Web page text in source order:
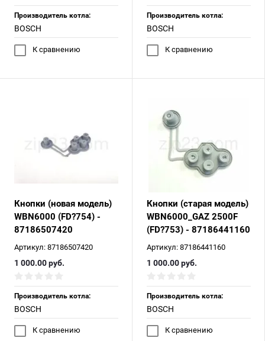
Производитель котла:
BOSCH
К сравнению
Производитель котла:
BOSCH
К сравнению
Кнопки (новая модель)
WBN6000 (FD?754) -
87186507420
Артикул: 87186507420
1 000.00руб.
Производитель котла:
BOSCH
К сравнению
Кнопки (старая модель)
WBN6000_GAZ 2500F
(FD?753) - 87186441160
Артикул: 87186441160
1 000.00руб.
Производитель котла:
BOSCH
К сравнению